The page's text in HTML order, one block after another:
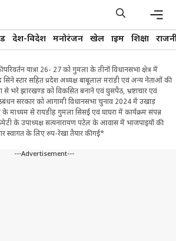
देश-विदेश मनोरंजन खेल क्राइम शिक्षा
परिवर्तन यात्रा 26- 27 को गुमला के तीनों विधानसभा क्षेत्र में
स्टार सहित प्रदेश अध्यक्ष बाबूलाल मरांडी एवं अन्य नेताओं की
भरे झारखण्ड को विकसित बनाने एवं घुसपैठ, भ्रष्टाचार एवं
सरकार को आगामी विधानसभा चुनाव 2024 में उखाड़
माध्यम से रायडीह गुमला सिसई एवं घाघरा में कार्यक्रम संपन्न
के उपाध्यक्ष सत्यनारायण पटेल के आवास में भाजपाइयों की
स्वागत के लिए रुप-रेखा तैयार की गई*
---Advertisement---